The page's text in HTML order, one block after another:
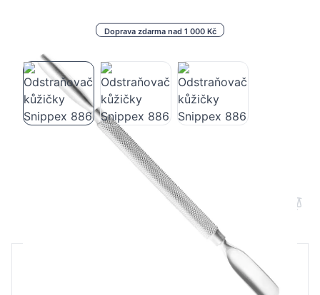
Doprava zdarma nad 1 000 Kč
Odstraňovač kůžičky Snippex 886
Maloobchodní cena
70,86 Kč
49,59 Kč